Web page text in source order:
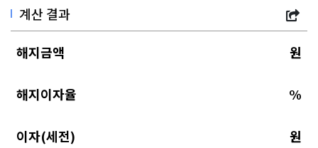
계산 결과
해지금액 원
해지이자율 %
이자(세전) 원